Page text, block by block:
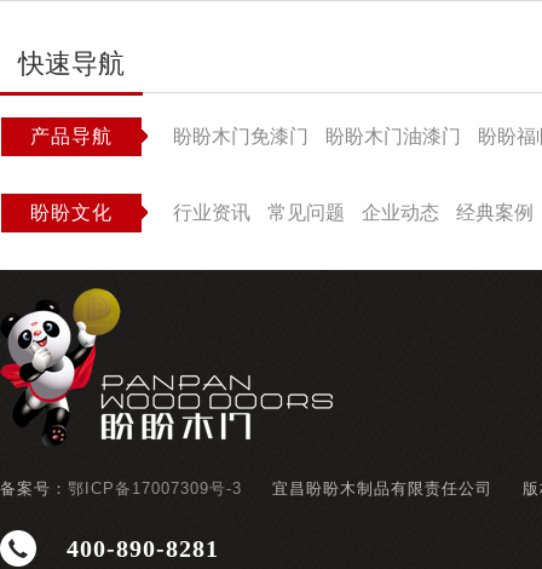
快速导航
产品导航 盼盼木门免漆门 盼盼木门油漆门 盼盼福
盼盼文化 行业资讯 常见问题 企业动态 经典案例
备案号： 鄂ICP备17007309号-3 宜昌盼盼木制品有限责任公司
400-890-8281